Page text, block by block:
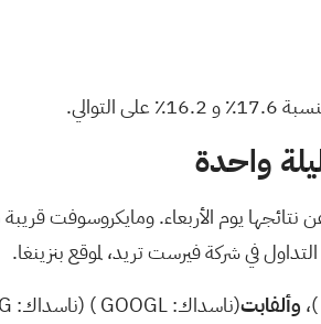
التوالي.
في شركة فيرست تريد، لموقع بنزينغا.
)، وألفابت(ناسداك:GOOGL
) (ناسداك: